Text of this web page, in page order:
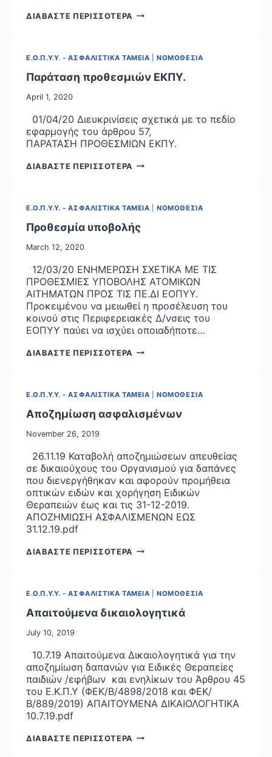
ΔΙΑΒΑΣΤΕ ΠΕΡΙΣΣΟΤΕΡΑ ΕΝΗΜΕΡΩΣΗ
Ε.Ο.Π.Υ.Υ. - ΑΣΦΑΛΙΣΤΙΚΑ ΤΑΜΕΙΑ |ΝΟΜΟΘΕΣΙΑ
Παράταση προθεσμιών ΕΚΠΥ.
April 1, 2020
01/04/20 Διευκρινίσεις σχετικά με το πεδίο
εφαρμογής του άρθρου 57,
ΠΑΡΑΤΑΣΗ ΠΡΟΘΕΣΜΙΩΝ ΕΚΠΥ.
ΔΙΑΒΑΣΤΕ ΠΕΡΙΣΣΟΤΕΡΑ ΠΑΡΑΤΑΣΗ
Ε.Ο.Π.Υ.Υ. - ΑΣΦΑΛΙΣΤΙΚΑ ΤΑΜΕΙΑ |ΝΟΜΟΘΕΣΙΑ
Προθεσμία υποβολής
March 12, 2020
12/03/20 ΕΝΗΜΕΡΩΣΗ ΣΧΕΤΙΚΑ ΜΕ ΤΙΣ
ΠΡΟΘΕΣΜΙΕΣ ΥΠΟΒΟΛΗΣ ΑΤΟΜΙΚΩΝ
ΑΙΤΗΜΑΤΩΝ ΠΡΟΣ ΤΙΣ ΠΕ.ΔΙ ΕΟΠΥΥ.
Προκειμένου να μειωθεί η προσέλευση του
κοινού στις Περιφερειακές Δ/νσεις του
ΕΟΠΥΥ παύει να ισχύει οποιαδήποτε…
ΔΙΑΒΑΣΤΕ ΠΕΡΙΣΣΟΤΕΡΑ ΠΡΟΘΕΣΜΙΑ
Ε.Ο.Π.Υ.Υ. - ΑΣΦΑΛΙΣΤΙΚΑ ΤΑΜΕΙΑ |ΝΟΜΟΘΕΣΙΑ
Αποζημίωση ασφαλισμένων
November 26, 2019
26.11.19 Καταβολή αποζημιώσεων απευθείας
σε δικαιούχους του Οργανισμού για δαπάνες
που διενεργήθηκαν και αφορούν προμήθεια
οπτικών ειδών και χορήγηση Ειδικών
Θεραπειών έως και τις 31-12-2019.
ΑΠΟΖΗΜΙΩΣΗ ΑΣΦΑΛΙΣΜΕΝΩΝ ΕΩΣ
31.12.19.pdf
ΔΙΑΒΑΣΤΕ ΠΕΡΙΣΣΟΤΕΡΑ ΑΠΟΖΗΜΙΩΣΗ
Ε.Ο.Π.Υ.Υ. - ΑΣΦΑΛΙΣΤΙΚΑ ΤΑΜΕΙΑ |ΝΟΜΟΘΕΣΙΑ
Απαιτούμενα δικαιολογητικά
July 10, 2019
10.7.19 Απαιτούμενα Δικαιολογητικά για την
αποζημίωση δαπανών για Ειδικές Θεραπείες
παιδιών /εφήβων και ενηλίκων του Άρθρου 45
του Ε.Κ.Π.Υ (ΦΕΚ/Β/4898/2018 και ΦΕΚ/
Β/889/2019) ΑΠΑΙΤΟΥΜΕΝΑ ΔΙΚΑΙΟΛΟΓΗΤΙΚΑ
10.7.19.pdf
ΔΙΑΒΑΣΤΕ ΠΕΡΙΣΣΟΤΕΡΑ ΑΠΑΙΤΟΥΜΕΝΑ